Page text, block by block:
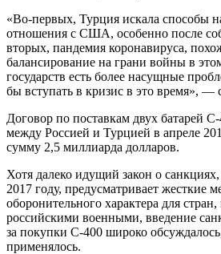
«Во-первых, Турция искала способы
отношения с США, особенно после
вторых, пандемия коронавируса,
балансирование на грани войны в
государств есть более насущные
бы вступать в кризис в это время», —
Договор по поставкам двух батарей
между Россией и Турцией в апреле
сумму 2,5 миллиарда долларов.
Хотя далеко идущий закон о
2017 году, предусматривает жесткие
оборонительного характера для
российскими военными, введение
за покупки С-400 широко
применялось.